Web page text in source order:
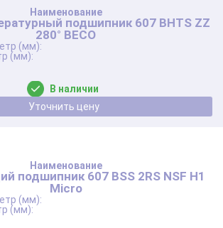
подшипник 607 BHTS ZZ
280° BECO
В наличии
Уточнить цену
подшипник 607 BSS 2RS NSF Н1
Micro